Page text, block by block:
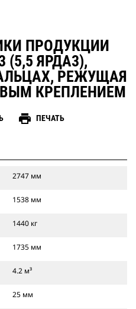
ПРОДУКЦИИ
(5,5 ЯРДА3),
РЕЖУЩАЯ
КРЕПЛЕНИЕМ
print ПЕЧАТЬ
2747 мм
1538 мм
1440 кг
1735 мм
4.2 м³
25 мм